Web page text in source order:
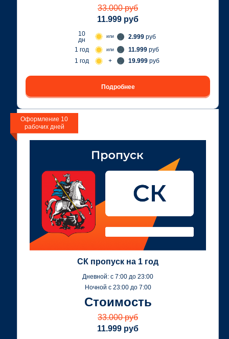
33.000 руб
11.999 руб
10
дн
или 2.999руб
1 год
или 11.999руб
1 год
+ 19.999руб
Подробнее
Оформление 10
рабочих дней
СК пропуск на 1 год
Дневной: c 7:00 до 23:00
Ночной с 23:00 до 7:00
Стоимость
33.000 руб
11.999 руб